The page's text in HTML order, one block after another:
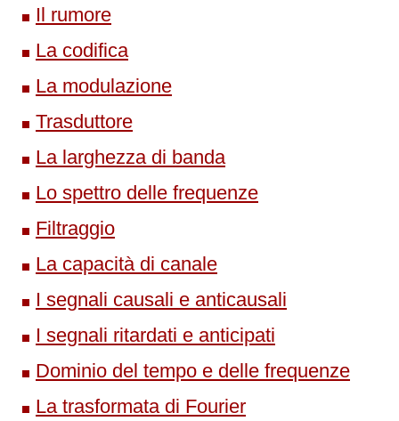
Il rumore
La codifica
La modulazione
Trasduttore
La larghezza di banda
Lo spettro delle frequenze
Filtraggio
La capacità di canale
I segnali causali e anticausali
I segnali ritardati e anticipati
Dominio del tempo e delle frequenze
La trasformata di Fourier